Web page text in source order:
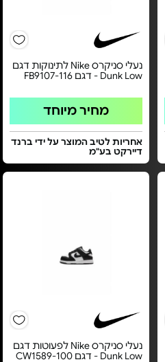
נעלי סניקרס Nike לתינוקות דגם
Dunk Low - דגם FB9107-116
מחיר מיוחד
אחריות לטיב המוצר על ידי ברנד
דיירקט בע"מ
נעלי סניקרס Nike לפעוטות דגם
Dunk Low - דגם CW1589-100